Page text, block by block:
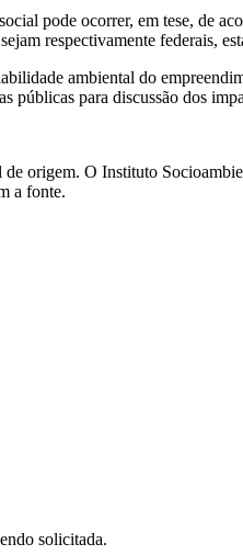
pode ocorrer, em tese, de
respectivamente federais,
ambiental do
públicas para discussão dos
origem. O Instituto
a fonte.
solicitada.